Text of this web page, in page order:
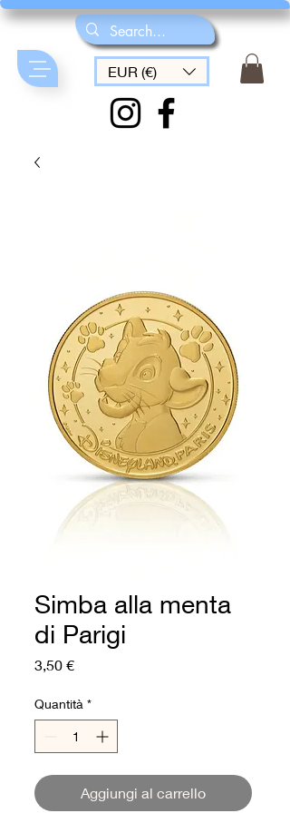
EUR (€)
Simba alla menta
di Parigi
3,50 €Prezzo
Quantità *
Aggiungi al carrello